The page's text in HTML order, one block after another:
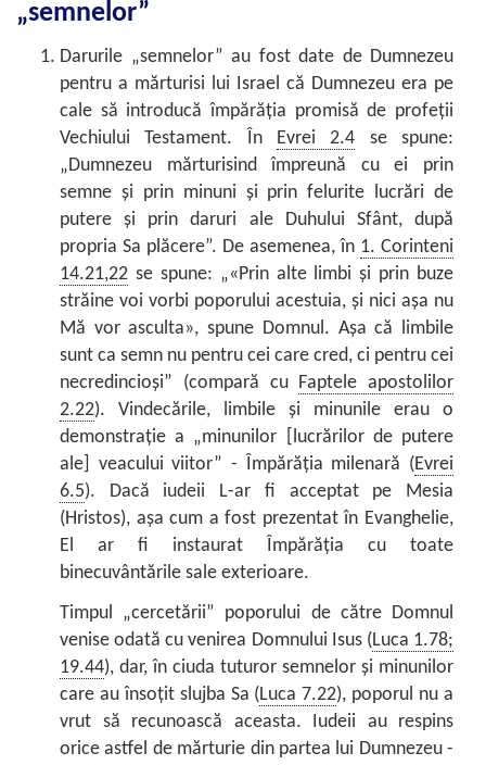
„semnelor”
Darurile „semnelor” au fost date de Dumnezeu
pentru a mărturisi lui Israel că Dumnezeu era pe
cale să introducă împărăția promisă de profeții
Vechiului Testament. În
Evrei 2.4 se spune:
„Dumnezeu mărturisind împreună cu ei prin
semne și prin minuni și prin felurite lucrări de
putere și prin daruri ale Duhului Sfânt, după
propria Sa plăcere”. De asemenea, în 1. Corinteni
14.21,22 se spune: „«Prin alte limbi și prin buze
străine voi vorbi poporului acestuia, și nici așa nu
Mă vor asculta», spune Domnul. Așa că limbile
sunt ca semn nu pentru cei care cred, ci pentru cei
necredincioși” (compară cu Faptele apostolilor
2.22). Vindecările, limbile și minunile erau o
demonstrație a „minunilor [lucrărilor de putere
ale] veacului viitor” - Împărăția milenară (Evrei
6.5). Dacă iudeii L-ar fi acceptat pe Mesia
(Hristos), așa cum a fost prezentat în Evanghelie,
El ar fi instaurat Împărăția cu toate
binecuvântările sale exterioare.
Timpul „cercetării” poporului de către Domnul
venise odată cu venirea Domnului Isus (Luca 1.78;
19.44), dar, în ciuda tuturor semnelor și minunilor
care au însoțit slujba Sa (Luca 7.22), poporul nu a
vrut să recunoască aceasta. Iudeii au respins
orice astfel de mărturie din partea lui Dumnezeu -